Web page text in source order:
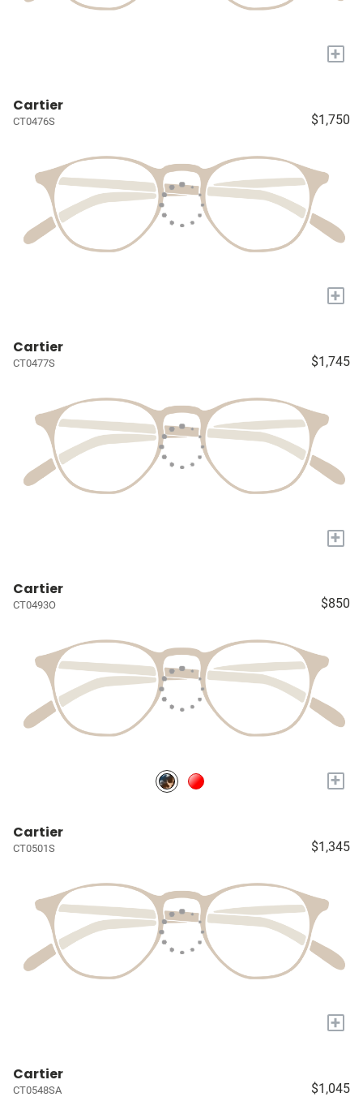
+
Cartier
CT0476S $1,750
+
Cartier
CT0477S $1,745
+
Cartier
CT0493O $850
+
Cartier
CT0501S $1,345
+
Cartier
CT0548SA $1,045